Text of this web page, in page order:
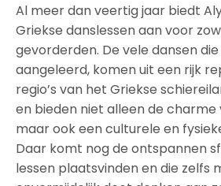
Al meer dan veertig jaar biedt
Griekse danslessen aan voor
gevorderden. De vele dansen
aangeleerd, komen uit een rijk
regio’s van het Griekse
en bieden niet alleen de charme
maar ook een culturele en
Daar komt nog de ontspannen
lessen plaatsvinden en die zelfs